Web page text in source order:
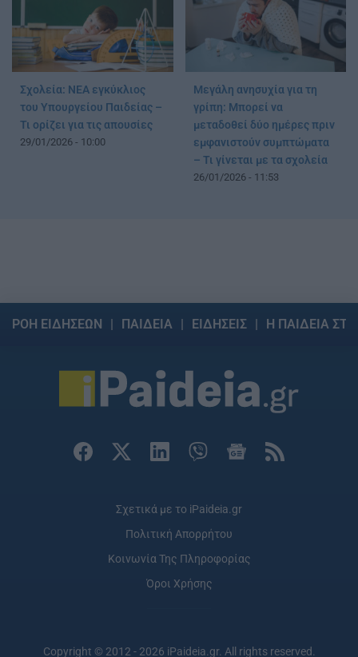
Σχολεία: ΝΕΑ εγκύκλιος
του Υπουργείου Παιδείας –
Τι ορίζει για τις απουσίες
29/01/2026 - 10:00
Μεγάλη ανησυχία για τη
γρίπη: Μπορεί να
μεταδοθεί δύο ημέρες πριν
εμφανιστούν συμπτώματα
– Τι γίνεται με τα σχολεία
26/01/2026 - 11:53
ΡΟΗ ΕΙΔΗΣΕΩΝ ΠΑΙΔΕΙΑ ΕΙΔΗΣΕΙΣ Η ΠΑΙΔΕΙΑ
Σχετικά με το iPaideia.gr
Πολιτική Απορρήτου
Κοινωνία Της Πληροφορίας
Όροι Χρήσης
Copyright © 2012 - 2026 iPaideia.gr. All rights reserved.